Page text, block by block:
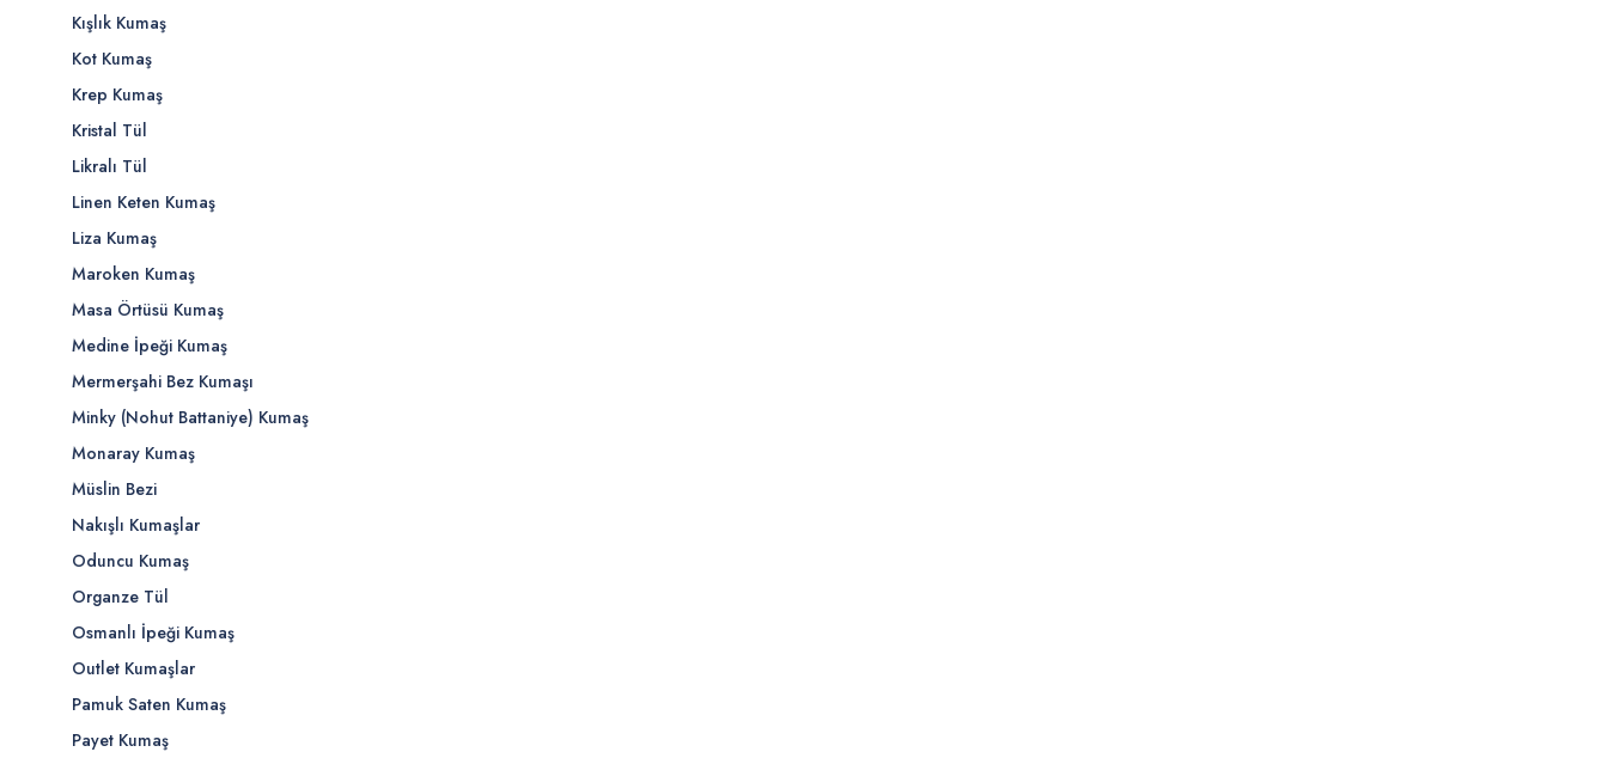
Kışlık Kumaş
Kot Kumaş
Krep Kumaş
Kristal Tül
Likralı Tül
Linen Keten Kumaş
Liza Kumaş
Maroken Kumaş
Masa Örtüsü Kumaş
Medine İpeği Kumaş
Mermerşahi Bez Kumaşı
Minky (Nohut Battaniye) Kumaş
Monaray Kumaş
Müslin Bezi
Nakışlı Kumaşlar
Oduncu Kumaş
Organze Tül
Osmanlı İpeği Kumaş
Outlet Kumaşlar
Pamuk Saten Kumaş
Payet Kumaş